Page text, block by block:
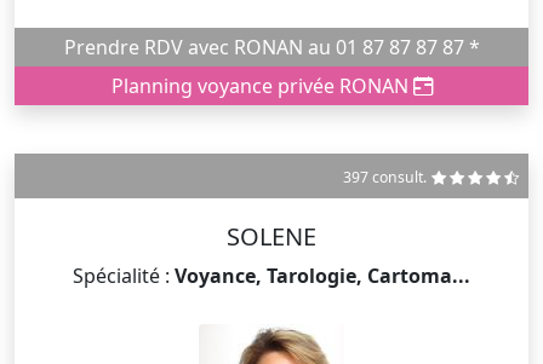
Prendre RDV avec RONAN au 01 87 87 87 87 *
Planning voyance privée RONAN
397 consult.
SOLENE
Spécialité : Voyance, Tarologie, Cartoma...